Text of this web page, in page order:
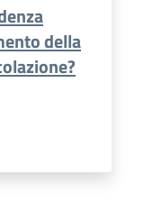
della